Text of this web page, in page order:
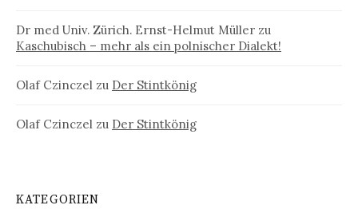
Dr med Univ. Zürich. Ernst-Helmut Müller zu
Kaschubisch – mehr als ein polnischer Dialekt!
Olaf Czinczel zu Der Stintkönig
Olaf Czinczel zu Der Stintkönig
KATEGORIEN